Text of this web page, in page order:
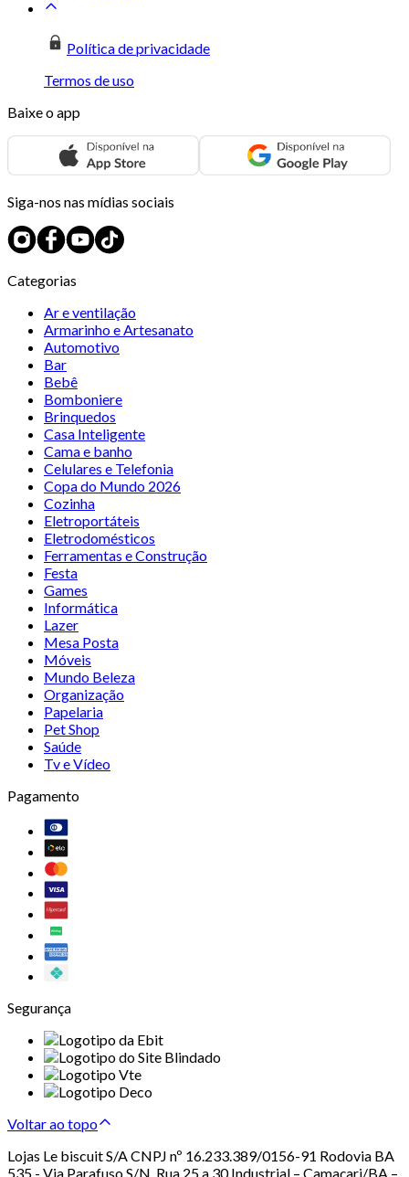
Política de privacidade
Termos de uso
Baixe o app
Siga-nos nas mídias sociais
Categorias
Ar e ventilação
Armarinho e Artesanato
Automotivo
Bar
Bebê
Bomboniere
Brinquedos
Casa Inteligente
Cama e banho
Celulares e Telefonia
Copa do Mundo 2026
Cozinha
Eletroportáteis
Eletrodomésticos
Ferramentas e Construção
Festa
Games
Informática
Lazer
Mesa Posta
Móveis
Mundo Beleza
Organização
Papelaria
Pet Shop
Saúde
Tv e Vídeo
Pagamento
Segurança
Voltar ao topo
Lojas Le biscuit S/A CNPJ nº 16.233.389/0156-91 Rodovia BA
535 - Via Parafuso S/N, Rua 25 a 30 Industrial – Camaçari/BA –